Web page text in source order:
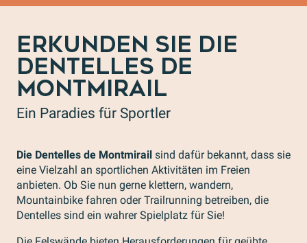
ERKUNDEN SIE DIE
DENTELLES DE
MONTMIRAIL
Ein Paradies für Sportler
Die Dentelles de Montmirail sind dafür bekannt, dass sie
eine Vielzahl an sportlichen Aktivitäten im Freien
anbieten. Ob Sie nun gerne klettern, wandern,
Mountainbike fahren oder Trailrunning betreiben, die
Dentelles sind ein wahrer Spielplatz für Sie!